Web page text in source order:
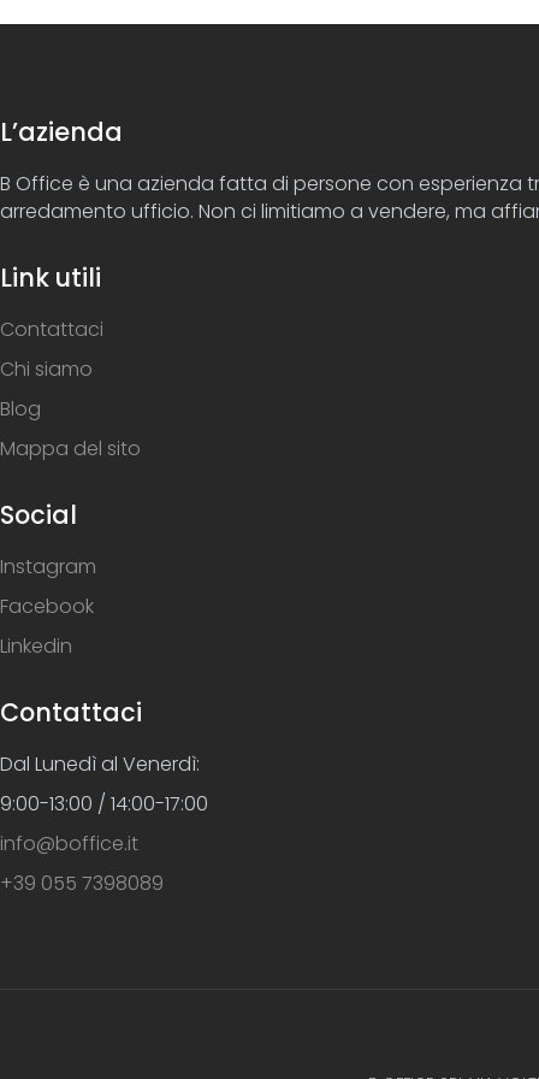
L’azienda
B Office è una azienda fatta di persone con esperienza
arredamento ufficio. Non ci limitiamo a vendere, ma
Link utili
Contattaci
Chi siamo
Blog
Mappa del sito
Social
Instagram
Facebook
Linkedin
Contattaci
Dal Lunedì al Venerdì:
9:00-13:00 / 14:00-17:00
info@boffice.it
+39 055 7398089